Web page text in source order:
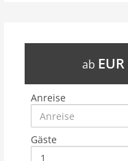
ab EUR
Anreise
Gäste